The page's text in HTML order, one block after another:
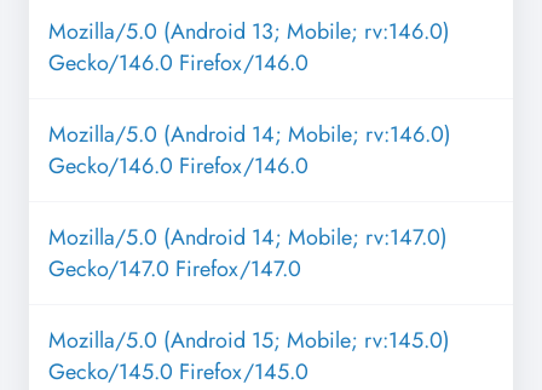
Mozilla/5.0 (Android 13; Mobile; rv:146.0)
Gecko/146.0 Firefox/146.0
Mozilla/5.0 (Android 14; Mobile; rv:146.0)
Gecko/146.0 Firefox/146.0
Mozilla/5.0 (Android 14; Mobile; rv:147.0)
Gecko/147.0 Firefox/147.0
Mozilla/5.0 (Android 15; Mobile; rv:145.0)
Gecko/145.0 Firefox/145.0